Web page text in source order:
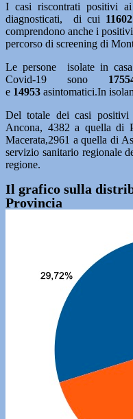
I casi riscontrati positivi
diagnosticati, di cui 11602
comprendono anche i
percorso di screening di
Le persone isolate in
Covid-19 sono
e 14953 asintomatici.In
Del totale dei casi
Ancona, 4382 a quella di
Macerata,2961 a quella di
servizio sanitario regionale
regione.
Il grafico sulla
Provincia